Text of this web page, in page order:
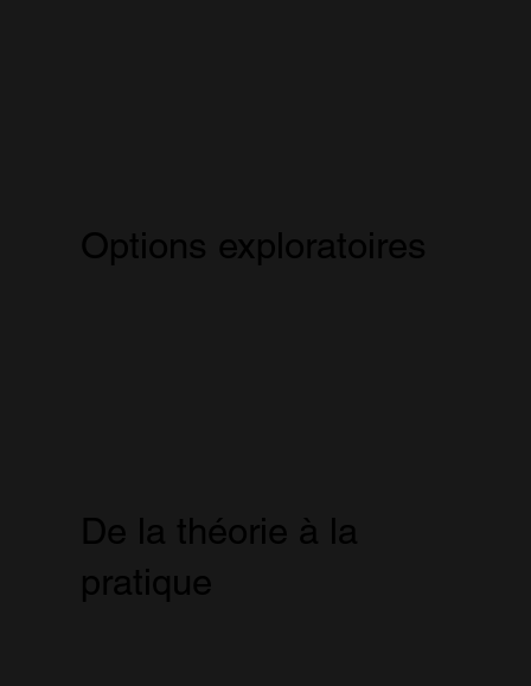
Options exploratoires
De la théorie à la
pratique